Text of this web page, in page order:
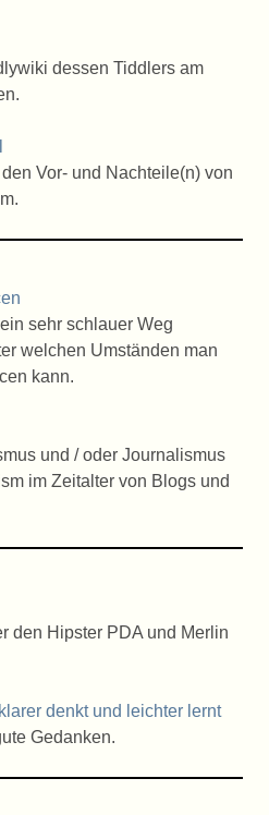
dessen Tiddlers am
Vor- und Nachteile(n) von
sehr schlauer Weg
welchen Umständen man
kann.
und / oder Journalismus
im Zeitalter von Blogs und
den Hipster PDA und Merlin
denkt und leichter lernt
Gedanken.